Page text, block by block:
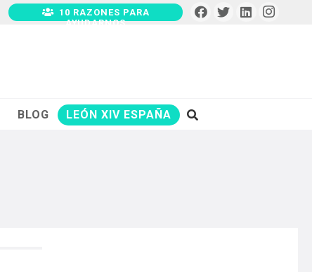
10 RAZONES PARA
AYUDARNOS
BLOG LEÓN XIV ESPAÑA